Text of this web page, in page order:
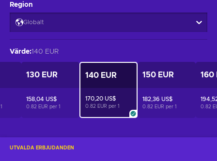
UTVALDA ERBJUDANDEN
Region
Globalt
Värde:140 EUR
1
130 EUR
158,04 US$
0.82 EUR per 1
140 EUR
170,20 US$
0.82 EUR per 1
150 EUR
182,36 US$
0.82 EUR per 1
160
0.82